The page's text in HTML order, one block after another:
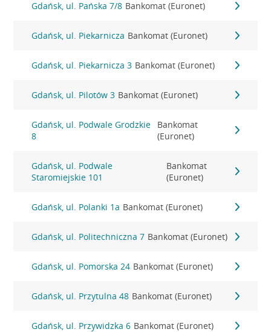
Gdańsk, ul. Pańska 7/8 Bankomat (Euronet)
Gdańsk, ul. Piekarnicza Bankomat (Euronet)
Gdańsk, ul. Piekarnicza 3 Bankomat (Euronet)
Gdańsk, ul. Pilotów 3 Bankomat (Euronet)
Gdańsk, ul. Podwale Grodzkie
8
Bankomat
(Euronet)
Gdańsk, ul. Podwale
Staromiejskie 101
Bankomat
(Euronet)
Gdańsk, ul. Polanki 1a Bankomat (Euronet)
Gdańsk, ul. Politechniczna 7 Bankomat (Euronet)
Gdańsk, ul. Pomorska 24 Bankomat (Euronet)
Gdańsk, ul. Przytulna 48 Bankomat (Euronet)
Gdańsk, ul. Przywidzka 6 Bankomat (Euronet)